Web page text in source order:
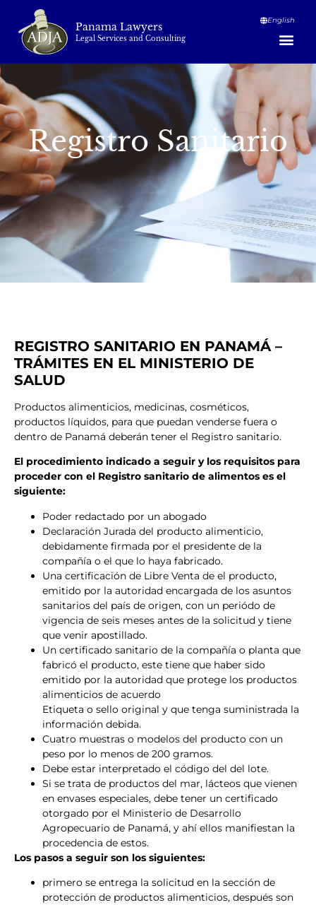
Panama Lawyers
Legal Services and Consulting
English
Registro Sanitario
REGISTRO SANITARIO EN PANAMÁ –
TRÁMITES EN EL MINISTERIO DE
SALUD
Productos alimenticios, medicinas, cosméticos,
productos líquidos, para que puedan venderse fuera o
dentro de Panamá deberán tener el Registro sanitario.
El procedimiento indicado a seguir y los requisitos para
proceder con el Registro sanitario de alimentos es el
siguiente:
Poder redactado por un abogado
Declaración Jurada del producto alimenticio,
debidamente firmada por el presidente de la
compañía o el que lo haya fabricado.
Una certificación de Libre Venta de el producto,
emitido por la autoridad encargada de los asuntos
sanitarios del país de origen, con un periódo de
vigencia de seis meses antes de la solicitud y tiene
que venir apostillado.
Un certificado sanitario de la compañía o planta que
fabricó el producto, este tiene que haber sido
emitido por la autoridad que protege los productos
alimenticios de acuerdo
Etiqueta o sello original y que tenga suministrada la
información debida.
Cuatro muestras o modelos del producto con un
peso por lo menos de 200 gramos.
Debe estar interpretado el código del del lote.
Si se trata de productos del mar, lácteos que vienen
en envases especiales, debe tener un certificado
otorgado por el Ministerio de Desarrollo
Agropecuario de Panamá, y ahí ellos manifiestan la
procedencia de estos.
Los pasos a seguir son los siguientes:
primero se entrega la solicitud en la sección de
protección de productos alimenticios, después son